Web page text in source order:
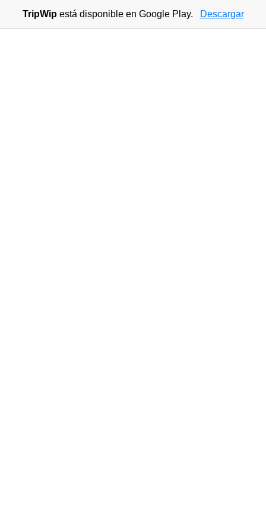
TripWipestá disponible en Google Play. Descargar